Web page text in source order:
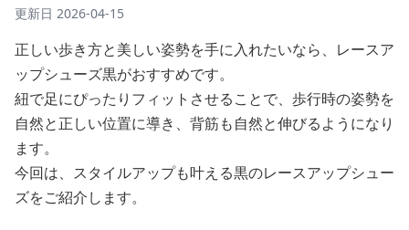
更新日 2026-04-15
正しい歩き方と美しい姿勢を手に入れたいなら、レースア
ップシューズ黒がおすすめです。
紐で足にぴったりフィットさせることで、歩行時の姿勢を
自然と正しい位置に導き、背筋も自然と伸びるようになり
ます。
今回は、スタイルアップも叶える黒のレースアップシュー
ズをご紹介します。